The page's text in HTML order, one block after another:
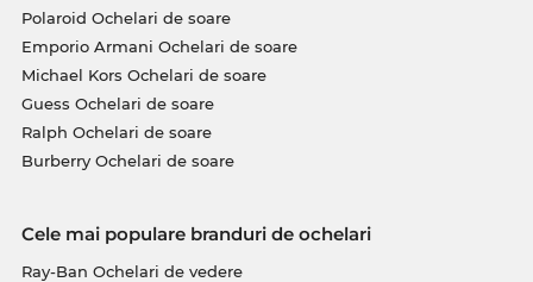
Polaroid Ochelari de soare
Emporio Armani Ochelari de soare
Michael Kors Ochelari de soare
Guess Ochelari de soare
Ralph Ochelari de soare
Burberry Ochelari de soare
Cele mai populare branduri de ochelari
Ray-Ban Ochelari de vedere